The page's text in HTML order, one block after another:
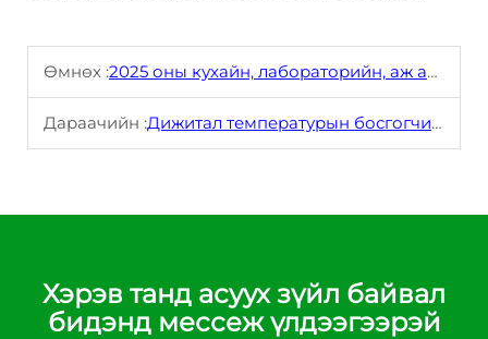
Өмнөх :2025 оны кухайн, лабораторийн, аж ахуйн ашигтай хамгийн зөв дижитал температур төмрүүд
Дараачийн :Дижитал температурын босгогчийг оптимал үр дүнтэй байхаар шинжилгээ хийх нь яаж?
Хэрэв танд асуух зүйл байвал
бидэнд мессеж үлдээгээрэй